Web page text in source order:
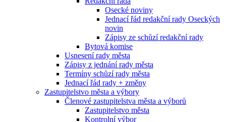
Osecké noviny
Jednací řád redakční rady Oseckých
novin
Zápisy ze schůzí redakční rady
Bytová komise
Usnesení rady města
Zápisy z jednání rady města
Termíny schůzí rady města
Jednací řád rady + změny
Zastupitelstvo města a výbory
Členové zastupitelstva města a výborů
Zastupitelstvo města
Kontrolní výbor